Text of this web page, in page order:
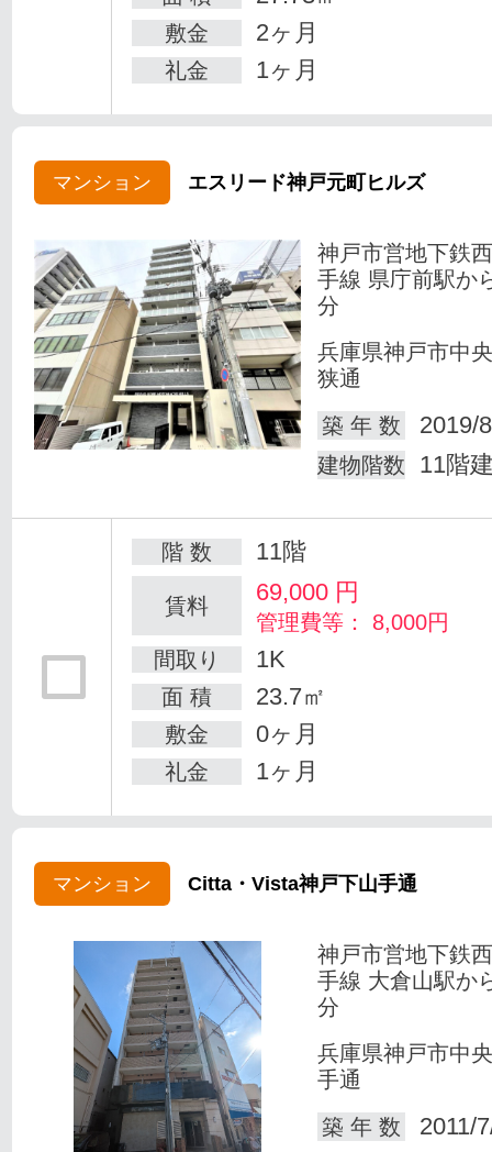
敷金 2ヶ月
礼金 1ヶ月
マンション エスリード神戸元町ヒルズ
神戸市営地下鉄
手線 県庁前駅か
分
兵庫県神戸市中
狭通
築 年 数
2019/
建物階数 11階
階 数 11階
賃料 69,000 円
管理費等： 8,000円
間取り
1K
面 積 23.7㎡
敷金 0ヶ月
礼金 1ヶ月
マンション Citta・Vista神戸下山手通
神戸市営地下鉄
手線 大倉山駅か
分
兵庫県神戸市中
手通
築 年 数
2011/